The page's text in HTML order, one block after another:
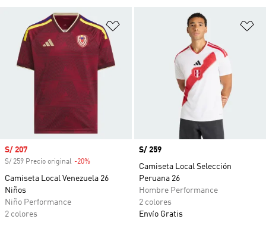
Añadir a la lista de deseos
Precio de venta
S/ 207
S/ 259 Precio original -20%
Camiseta Local Venezuela 26
Niños
Niño Performance
2 colores
Precio
S/ 259
Camiseta Local Selección
Peruana 26
Hombre Performance
2 colores
Envío Gratis